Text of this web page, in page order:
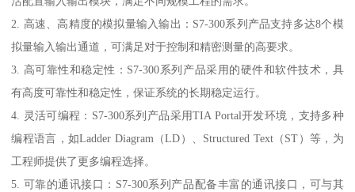
2. 高速、高精度的模拟量输入输出：S7-300系列产品支持多达8个模
拟量输入输出通道，可满足对于控制和精密测量的高要求。
3. 高可靠性和稳定性：S7-300系列产品采用的硬件和软件技术，具
有高度可靠性和稳定性，保证系统的长期稳定运行。
4. 灵活可编程：S7-300系列产品采用TIA Portal开发环境，支持多种
编程语言，如Ladder Diagram（LD）、Structured Text（ST）等，为
工程师提供了更多编程选择。
5. 可靠的通讯接口：S7-300系列产品配备丰富的通讯接口，可与其